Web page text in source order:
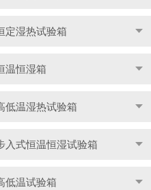
定湿热试验箱
温恒湿箱
低温湿热试验箱
入式恒温恒湿试验箱
低温试验箱